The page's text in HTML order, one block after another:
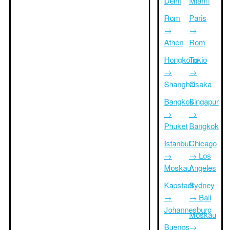
Rom
→
Athen
Hongkong
→
Shanghai
Bangkok
→
Phuket
Istanbul
→
Moskau
Kapstadt
→
Johannesburg
Buenos
Paris
→
Rom
Tokio
→
Osaka
Singapur
→
Bangkok
Chicago
→ Los
Angeles
Sydney
→ Bali
Moskau
→